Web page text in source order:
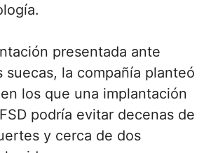
presentada ante
suecas, la compañía planteó
los que una implantación
podría evitar decenas de
y cerca de dos